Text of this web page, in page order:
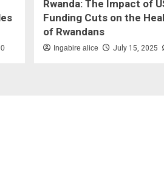
0
Rwanda: The Impact of
Funding Cuts on the
of Rwandans
Ingabire alice July 15, 2025